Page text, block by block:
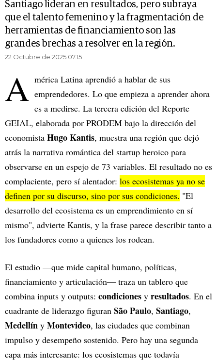
Santiago lideran en resultados, pero subraya
que el talento femenino y la fragmentación de
herramientas de financiamiento son las
grandes brechas a resolver en la región.
22 Octubre de 2025 07.15
A mérica Latina aprendió a hablar de sus
emprendedores. Lo que empieza a aprender ahora
es a medirse. La tercera edición del Reporte
GEIAL, elaborada por PRODEM bajo la dirección del
economista Hugo Kantis, muestra una región que dejó
atrás la narrativa romántica del startup heroico para
observarse en un espejo de 73 variables. El resultado no es
complaciente, pero sí alentador: los ecosistemas ya no se
definen por su discurso, sino por sus condiciones. "El
desarrollo del ecosistema es un emprendimiento en sí
mismo", advierte Kantis, y la frase parece describir tanto a
los fundadores como a quienes los rodean.
El estudio —que mide capital humano, políticas,
financiamiento y articulación— traza un tablero que
combina inputs y outputs: condiciones y resultados. En el
cuadrante de liderazgo figuran São Paulo, Santiago,
Medellín y Montevideo, las ciudades que combinan
impulso y desempeño sostenido. Pero hay una segunda
capa más interesante: los ecosistemas que todavía